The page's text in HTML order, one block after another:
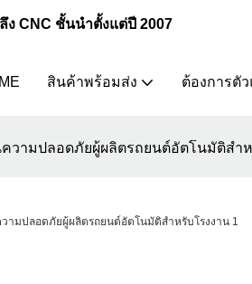
ง CNC ชั้นนำตั้งแต่ปี 2007
สินค้าพร้อมส่ง ต้องการตั
วามปลอดภัยผู้ผลิตรถยนต์อัตโนมัติสำ